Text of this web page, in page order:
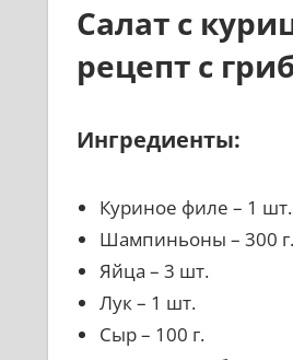
Салат с
рецепт с
Ингредиенты:
Куриное филе – 1 шт.
Шампиньоны – 300 г.
Яйца – 3 шт.
Лук – 1 шт.
Сыр – 100 г.